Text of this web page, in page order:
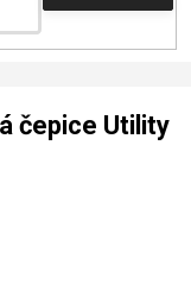
čepice Utility